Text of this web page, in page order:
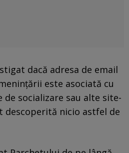
dacă adresa de email
este asociată cu
socializare sau alte site-
descoperită nicio astfel de